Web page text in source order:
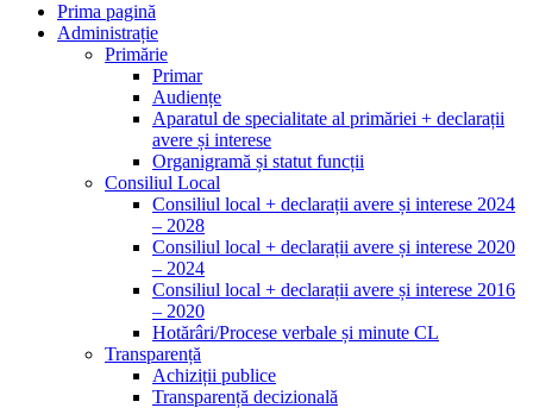
Prima pagină
Administrație
Primărie
Primar
Audiențe
Aparatul de specialitate al primăriei + declarații
avere și interese
Organigramă și statut funcții
Consiliul Local
Consiliul local + declarații avere și interese 2024
– 2028
Consiliul local + declarații avere și interese 2020
– 2024
Consiliul local + declarații avere și interese 2016
– 2020
Hotărâri/Procese verbale și minute CL
Transparență
Achiziții publice
Transparență decizională